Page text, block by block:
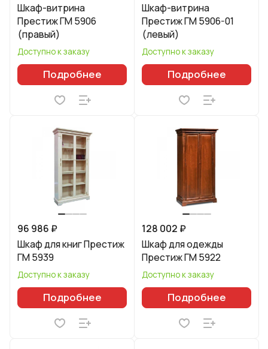
Шкаф-витрина
Престиж ГМ 5906
(правый)
Доступно к заказу
Подробнее
Шкаф-витрина
Престиж ГМ 5906-01
(левый)
Доступно к заказу
Подробнее
96 986 ₽
Шкаф для книг Престиж
ГМ 5939
Доступно к заказу
Подробнее
128 002 ₽
Шкаф для одежды
Престиж ГМ 5922
Доступно к заказу
Подробнее